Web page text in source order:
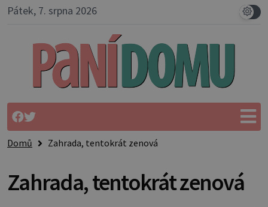
Pátek, 7. srpna 2026
Domů Zahrada, tentokrát zenová
Zahrada, tentokrát zenová